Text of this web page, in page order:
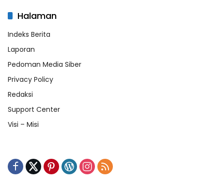
Halaman
Indeks Berita
Laporan
Pedoman Media Siber
Privacy Policy
Redaksi
Support Center
Visi – Misi